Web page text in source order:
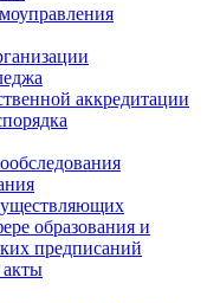
аккредитации
образования и
предписаний